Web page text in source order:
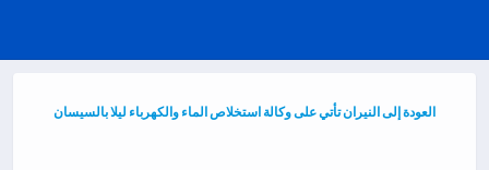
العودة إلى النيران تأتي على وكالة استخلاص الماء والكهرباء ليلا بالسيسان